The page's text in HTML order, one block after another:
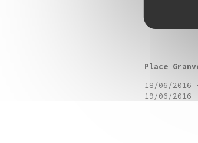
Place
18/06/2016
19/06/2016